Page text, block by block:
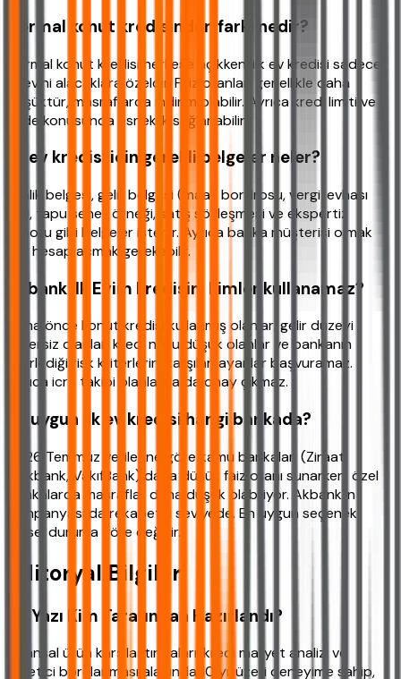
Normal konut kredisinden farkı nedir?
Normal konut kredisi herkese açıkken, ilk ev kredisi sadece
ilk evini alacaklara özeldir. Faiz oranları genellikle daha
düşüktür, masraflarda indirim olabilir. Ayrıca kredi limiti ve
vade konusunda esneklik sağlanabilir.
İlk ev kredisi için gerekli belgeler neler?
Kimlik belgesi, gelir belgesi (maaş bordrosu, vergi levhası
vs.), tapu senet örneği, satış sözleşmesi ve ekspertiz
raporu gibi belgeler istenir. Ayrıca banka müşterisi olmak
için hesap açmak gerekebilir.
Akbank İlk Evim kredisini kimler kullanamaz?
Daha önce konut kredisi kullanmış olanlar, gelir düzeyi
yetersiz olanlar, kredi notu düşük olanlar ve bankanın
belirlediği risk kriterlerini karşılamayanlar başvuramaz.
Ayrıca icra takibi olanlarda da onay çıkmaz.
En uygun ilk ev kredisi hangi bankada?
2026 Temmuz verilerine göre kamu bankaları (Ziraat,
Halkbank, VakıfBank) daha düşük faiz oranı sunarken, özel
bankalarda masraflar daha düşük olabiliyor. Akbank'ın
kampanyası da rekabetçi seviyede. En uygun seçenek
kişisel duruma göre değişir.
Editoryal Bilgiler
Bu Yazı Kim Tarafından Hazırlandı?
Finansal ürün karşılaştırmaları, kredi maliyet analizi ve
tüketici borçlanması alanında 10 yıl üzeri deneyime sahip,